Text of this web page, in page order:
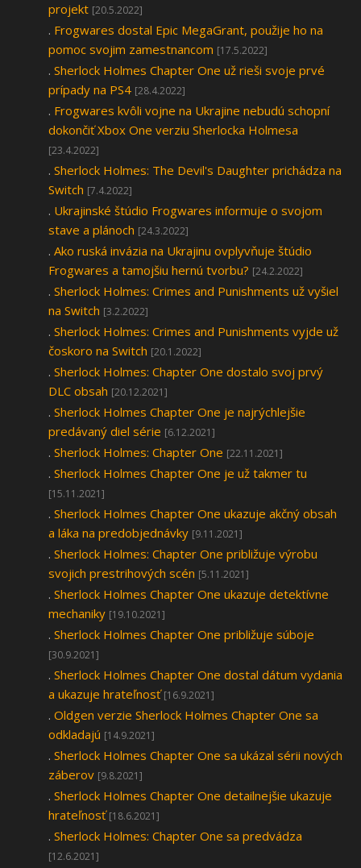
projekt [20.5.2022]
. Frogwares dostal Epic MegaGrant, použije ho na
pomoc svojim zamestnancom [17.5.2022]
. Sherlock Holmes Chapter One už rieši svoje prvé
prípady na PS4 [28.4.2022]
. Frogwares kvôli vojne na Ukrajine nebudú schopní
dokončiť Xbox One verziu Sherlocka Holmesa
[23.4.2022]
. Sherlock Holmes: The Devil's Daughter prichádza na
Switch [7.4.2022]
. Ukrajinské štúdio Frogwares informuje o svojom
stave a plánoch [24.3.2022]
. Ako ruská invázia na Ukrajinu ovplyvňuje štúdio
Frogwares a tamojšiu hernú tvorbu? [24.2.2022]
. Sherlock Holmes: Crimes and Punishments už vyšiel
na Switch [3.2.2022]
. Sherlock Holmes: Crimes and Punishments vyjde už
čoskoro na Switch [20.1.2022]
. Sherlock Holmes: Chapter One dostalo svoj prvý
DLC obsah [20.12.2021]
. Sherlock Holmes Chapter One je najrýchlejšie
predávaný diel série [6.12.2021]
. Sherlock Holmes: Chapter One [22.11.2021]
. Sherlock Holmes Chapter One je už takmer tu
[15.11.2021]
. Sherlock Holmes Chapter One ukazuje akčný obsah
a láka na predobjednávky [9.11.2021]
. Sherlock Holmes: Chapter One približuje výrobu
svojich prestrihových scén [5.11.2021]
. Sherlock Holmes Chapter One ukazuje detektívne
mechaniky [19.10.2021]
. Sherlock Holmes Chapter One približuje súboje
[30.9.2021]
. Sherlock Holmes Chapter One dostal dátum vydania
a ukazuje hrateľnosť [16.9.2021]
. Oldgen verzie Sherlock Holmes Chapter One sa
odkladajú [14.9.2021]
. Sherlock Holmes Chapter One sa ukázal sérii nových
záberov [9.8.2021]
. Sherlock Holmes Chapter One detailnejšie ukazuje
hrateľnosť [18.6.2021]
. Sherlock Holmes: Chapter One sa predvádza
[12.6.2021]